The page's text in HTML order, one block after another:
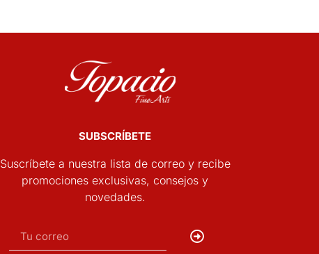
SUBSCRÍBETE
Suscríbete a nuestra lista de correo y recibe
promociones exclusivas, consejos y
novedades.